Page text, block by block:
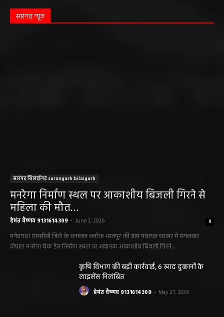
सारंगढ़ न्यूज़
सारंगढ़ बिलाईगढ़ sarangarh bilaigarh
मनरेगा निर्माण स्थल पर आकाशीय बिजली गिरने से
महिला की मौत…
हेमंत वैष्णव 9131614309 - June 3, 2026 0
मनेंद्रगढ़। एमसीबी जिले के वनांचल ब्लॉक भरतपुर की ग्राम पंचायत चरखर में मंगलवार
दोपहर मनरेगा चेक डेम निर्माण स्थल पर अचानक आकाशीय बिजली गिरने...
कृषि विभाग की बड़ी कार्रवाई, 6 खाद दुकानों के
लाइसेंस निलंबित
हेमंत वैष्णव 9131614309 - May 27, 2026